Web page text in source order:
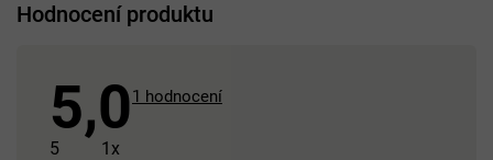
Hodnocení produktu
5,0Průměrné
1 hodnocení
5
1x